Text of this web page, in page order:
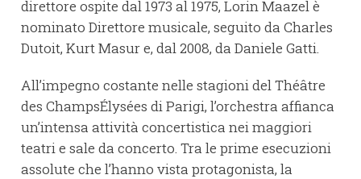
direttore ospite dal 1973 al 1975, Lorin Maazel è
nominato Direttore musicale, seguito da Charles
Dutoit, Kurt Masur e, dal 2008, da Daniele Gatti.
All’impegno costante nelle stagioni del Théâtre
des ChampsÉlysées di Parigi, l’orchestra affianca
un’intensa attività concertistica nei maggiori
teatri e sale da concerto. Tra le prime esecuzioni
assolute che l’hanno vista protagonista, la